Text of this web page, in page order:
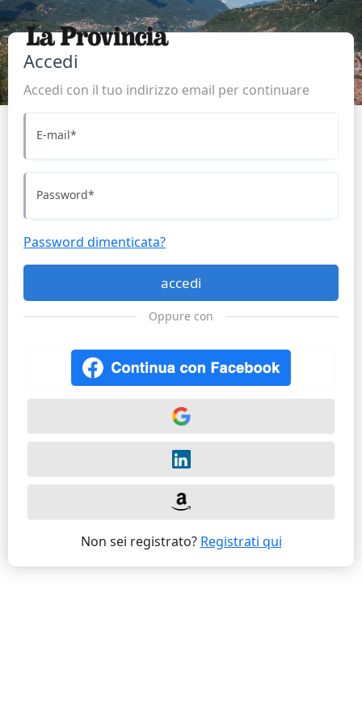
Accedi
Accedi con il tuo indirizzo email per continuare
E-mail*
Password*
Password dimenticata?
accedi
Oppure con
Non sei registrato? Registrati qui